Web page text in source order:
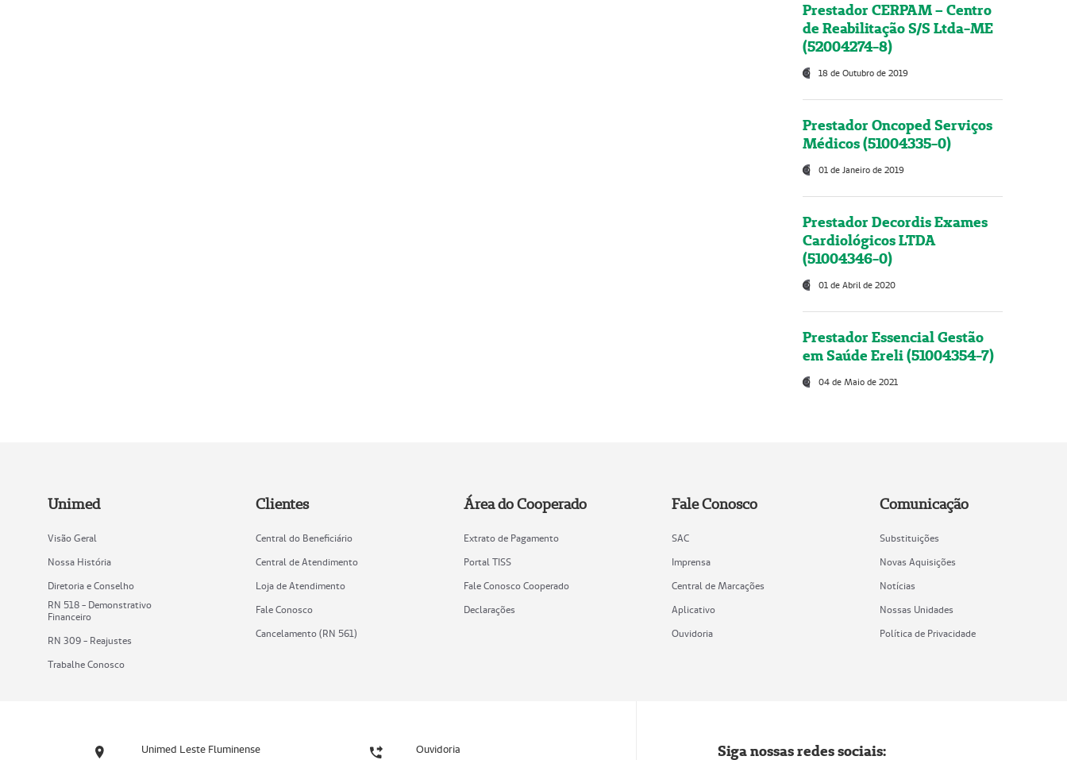
Prestador CERPAM – Centro
de Reabilitação S/S Ltda-ME
(52004274-8)
18 de Outubro de 2019
Prestador Oncoped Serviços
Médicos (51004335-0)
01 de Janeiro de 2019
Prestador Decordis Exames
Cardiológicos LTDA
(51004346-0)
01 de Abril de 2020
Prestador Essencial Gestão
em Saúde Ereli (51004354-7)
04 de Maio de 2021
Unimed
Visão Geral
Nossa História
Diretoria e Conselho
RN 518 - Demonstrativo
Financeiro
RN 309 - Reajustes
Trabalhe Conosco
Clientes
Central do Beneficiário
Central de Atendimento
Loja de Atendimento
Fale Conosco
Cancelamento (RN 561)
Área do Cooperado
Extrato de Pagamento
Portal TISS
Fale Conosco Cooperado
Declarações
Fale Conosco
SAC
Imprensa
Central de Marcações
Aplicativo
Ouvidoria
Comunicação
Substituições
Novas Aquisições
Notícias
Nossas Unidades
Política de Privacidade
Unimed Leste Fluminense Ouvidoria Siga nossas redes sociais: